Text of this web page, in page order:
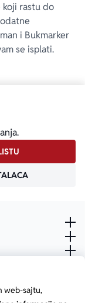
web-sajtu,
koji rastu do
i Bukmarker
se isplati.